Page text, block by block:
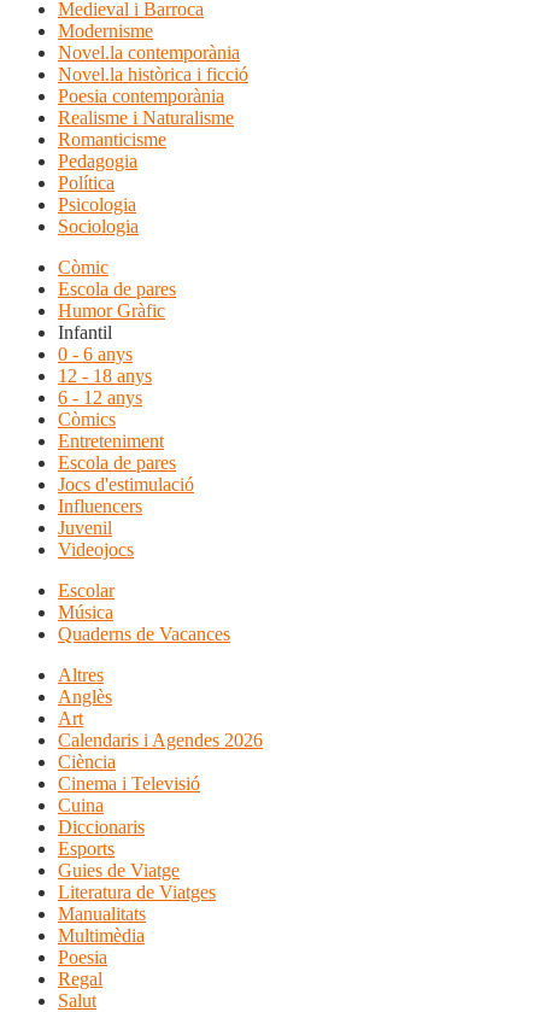
Medieval i Barroca
Modernisme
Novel.la contemporània
Novel.la històrica i ficció
Poesia contemporània
Realisme i Naturalisme
Romanticisme
Pedagogia
Política
Psicologia
Sociologia
Còmic
Escola de pares
Humor Gràfic
Infantil
0 - 6 anys
12 - 18 anys
6 - 12 anys
Còmics
Entreteniment
Escola de pares
Jocs d'estimulació
Influencers
Juvenil
Videojocs
Escolar
Música
Quaderns de Vacances
Altres
Anglès
Art
Calendaris i Agendes 2026
Ciència
Cinema i Televisió
Cuina
Diccionaris
Esports
Guies de Viatge
Literatura de Viatges
Manualitats
Multimèdia
Poesia
Regal
Salut